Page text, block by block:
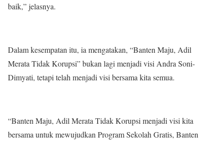
baik,” jelasnya.
Dalam kesempatan itu, ia mengatakan, “Banten Maju, Adil
Merata Tidak Korupsi” bukan lagi menjadi visi Andra Soni-
Dimyati, tetapi telah menjadi visi bersama kita semua.
“Banten Maju, Adil Merata Tidak Korupsi menjadi visi kita
bersama untuk mewujudkan Program Sekolah Gratis, Banten